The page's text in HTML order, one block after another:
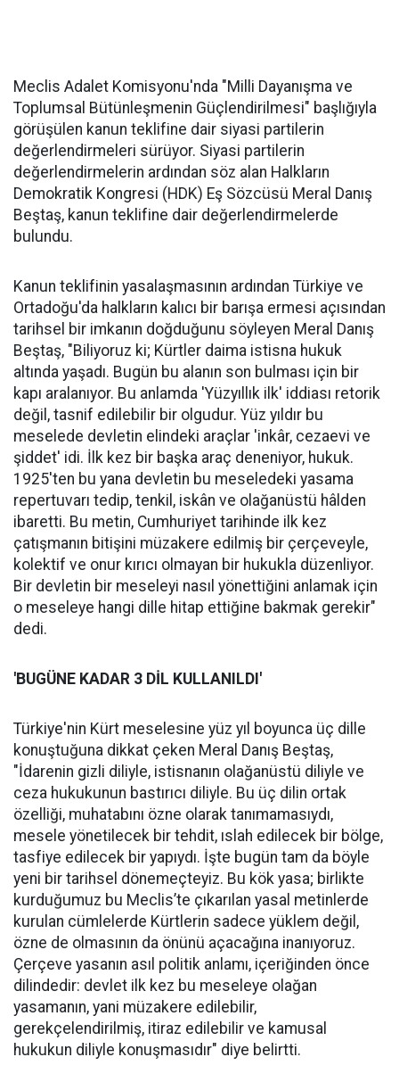
Meclis Adalet Komisyonu'nda "Milli Dayanışma ve
Toplumsal Bütünleşmenin Güçlendirilmesi" başlığıyla
görüşülen kanun teklifine dair siyasi partilerin
değerlendirmeleri sürüyor. Siyasi partilerin
değerlendirmelerin ardından söz alan Halkların
Demokratik Kongresi (HDK) Eş Sözcüsü Meral Danış
Beştaş, kanun teklifine dair değerlendirmelerde
bulundu.
Kanun teklifinin yasalaşmasının ardından Türkiye ve
Ortadoğu'da halkların kalıcı bir barışa ermesi açısından
tarihsel bir imkanın doğduğunu söyleyen Meral Danış
Beştaş, "Biliyoruz ki; Kürtler daima istisna hukuk
altında yaşadı. Bugün bu alanın son bulması için bir
kapı aralanıyor. Bu anlamda 'Yüzyıllık ilk' iddiası retorik
değil, tasnif edilebilir bir olgudur. Yüz yıldır bu
meselede devletin elindeki araçlar 'inkâr, cezaevi ve
şiddet' idi. İlk kez bir başka araç deneniyor, hukuk.
1925'ten bu yana devletin bu meseledeki yasama
repertuvarı tedip, tenkil, iskân ve olağanüstü hâlden
ibaretti. Bu metin, Cumhuriyet tarihinde ilk kez
çatışmanın bitişini müzakere edilmiş bir çerçeveyle,
kolektif ve onur kırıcı olmayan bir hukukla düzenliyor.
Bir devletin bir meseleyi nasıl yönettiğini anlamak için
o meseleye hangi dille hitap ettiğine bakmak gerekir"
dedi.
'BUGÜNE KADAR 3 DİL KULLANILDI'
Türkiye'nin Kürt meselesine yüz yıl boyunca üç dille
konuştuğuna dikkat çeken Meral Danış Beştaş,
"İdarenin gizli diliyle, istisnanın olağanüstü diliyle ve
ceza hukukunun bastırıcı diliyle. Bu üç dilin ortak
özelliği, muhatabını özne olarak tanımamasıydı,
mesele yönetilecek bir tehdit, ıslah edilecek bir bölge,
tasfiye edilecek bir yapıydı. İşte bugün tam da böyle
yeni bir tarihsel dönemeçteyiz. Bu kök yasa; birlikte
kurduğumuz bu Meclis’te çıkarılan yasal metinlerde
kurulan cümlelerde Kürtlerin sadece yüklem değil,
özne de olmasının da önünü açacağına inanıyoruz.
Çerçeve yasanın asıl politik anlamı, içeriğinden önce
dilindedir: devlet ilk kez bu meseleye olağan
yasamanın, yani müzakere edilebilir,
gerekçelendirilmiş, itiraz edilebilir ve kamusal
hukukun diliyle konuşmasıdır" diye belirtti.